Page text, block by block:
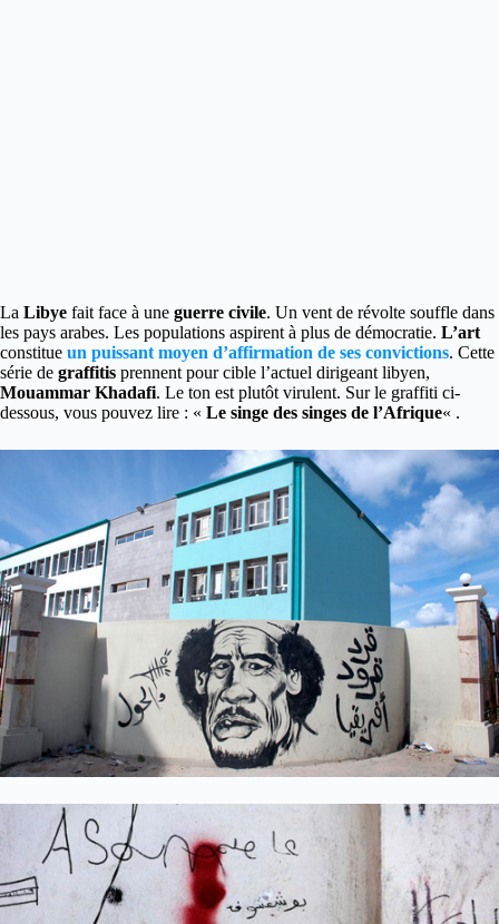
La Libye fait face à une guerre civile. Un vent de révolte souffle dans
les pays arabes. Les populations aspirent à plus de démocratie. L’art
constitue un puissant moyen d’affirmation de ses convictions. Cette
série de graffitis prennent pour cible l’actuel dirigeant libyen,
Mouammar Khadafi. Le ton est plutôt virulent. Sur le graffiti ci-
dessous, vous pouvez lire : « Le singe des singes de l’Afrique« .